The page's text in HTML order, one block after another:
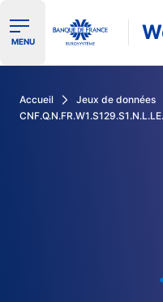
Ouvrir le menu de
MENU
Accueil Jeux de données